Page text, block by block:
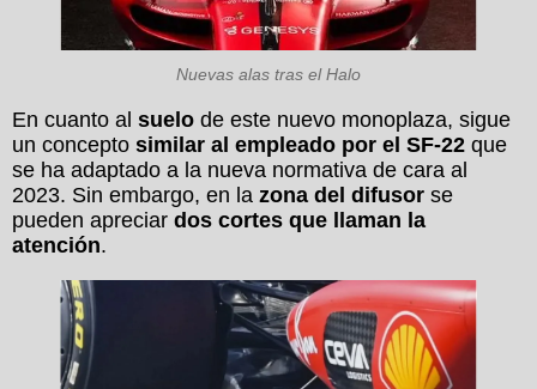
Nuevas alas tras el Halo
En cuanto al suelo de este nuevo monoplaza, sigue
un concepto similar al empleado por el SF-22 que
se ha adaptado a la nueva normativa de cara al
2023. Sin embargo, en la zona del difusor se
pueden apreciar dos cortes que llaman la
atención.